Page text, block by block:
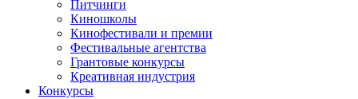
Питчинги
Киношколы
Кинофестивали и премии
Фестивальные агентства
Грантовые конкурсы
Креативная индустрия
Конкурсы